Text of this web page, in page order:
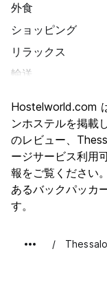
外食
ショッピング
リラックス
輸送
文化
ナイトライフ
コストパフォーマ
Hostelworld.com
ンホステルを掲載
のレビュー、
ージサービス利用
報をご覧ください
あるバックパッカ
す。